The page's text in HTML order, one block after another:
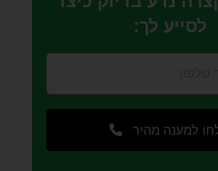
לסייע לך:
למענה מהיר